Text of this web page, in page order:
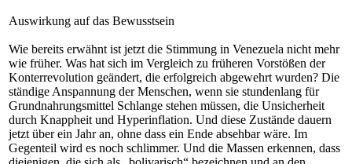
Auswirkung auf das Bewusstsein
Wie bereits erwähnt ist jetzt die Stimmung in Venezuela nicht mehr
wie früher. Was hat sich im Vergleich zu früheren Vorstößen der
Konterrevolution geändert, die erfolgreich abgewehrt wurden? Die
ständige Anspannung der Menschen, wenn sie stundenlang für
Grundnahrungsmittel Schlange stehen müssen, die Unsicherheit
durch Knappheit und Hyperinflation. Und diese Zustände dauern
jetzt über ein Jahr an, ohne dass ein Ende absehbar wäre. Im
Gegenteil wird es noch schlimmer. Und die Massen erkennen, dass